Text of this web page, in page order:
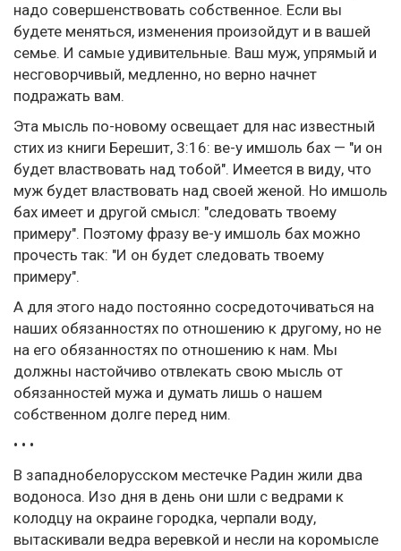
надо совершенствовать собственное. Если вы
будете меняться, изменения произойдут и в вашей
семье. И самые удивительные. Ваш муж, упрямый и
несговорчивый, медленно, но верно начнет
подражать вам.
Эта мысль по-новому освещает для нас известный
стих из книги Берешит, 3:16: ве-у имшоль бах — "и он
будет властвовать над тобой". Имеется в виду, что
муж будет властвовать над своей женой. Но имшоль
бах имеет и другой смысл: "следовать твоему
примеру". Поэтому фразу ве-у имшоль бах можно
прочесть так: "И он будет следовать твоему
примеру".
А для этого надо постоянно сосредоточиваться на
наших обязанностях по отношению к другому, но не
на его обязанностях по отношению к нам. Мы
должны настойчиво отвлекать свою мысль от
обязанностей мужа и думать лишь о нашем
собственном долге перед ним.
• • •
В западнобелорусском местечке Радин жили два
водоноса. Изо дня в день они шли с ведрами к
колодцу на окраине городка, черпали воду,
вытаскивали ведра веревкой и несли на коромысле